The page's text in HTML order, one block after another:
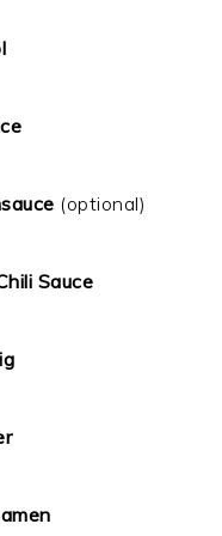
(optional)
Sauce